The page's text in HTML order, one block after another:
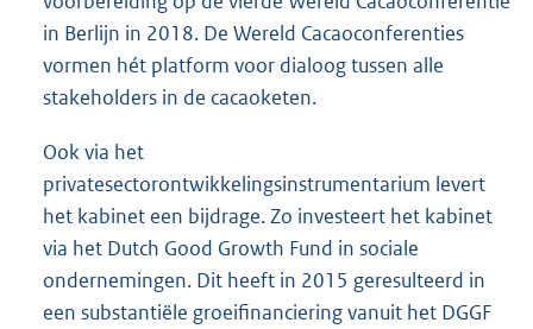
in Berlijn in 2018. De Wereld Cacaoconferenties
vormen hét platform voor dialoog tussen alle
stakeholders in de cacaoketen.
Ook via het
privatesectorontwikkelingsinstrumentarium levert
het kabinet een bijdrage. Zo investeert het kabinet
via het Dutch Good Growth Fund in sociale
ondernemingen. Dit heeft in 2015 geresulteerd in
een substantiële groeifinanciering vanuit het DGGF